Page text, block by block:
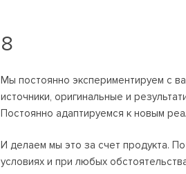
8
Мы постоянно экспериментируем c
источники, оригинальные и
Постоянно адаптируемся к новым
И делаем мы это за счет продукта.
условиях и при любых